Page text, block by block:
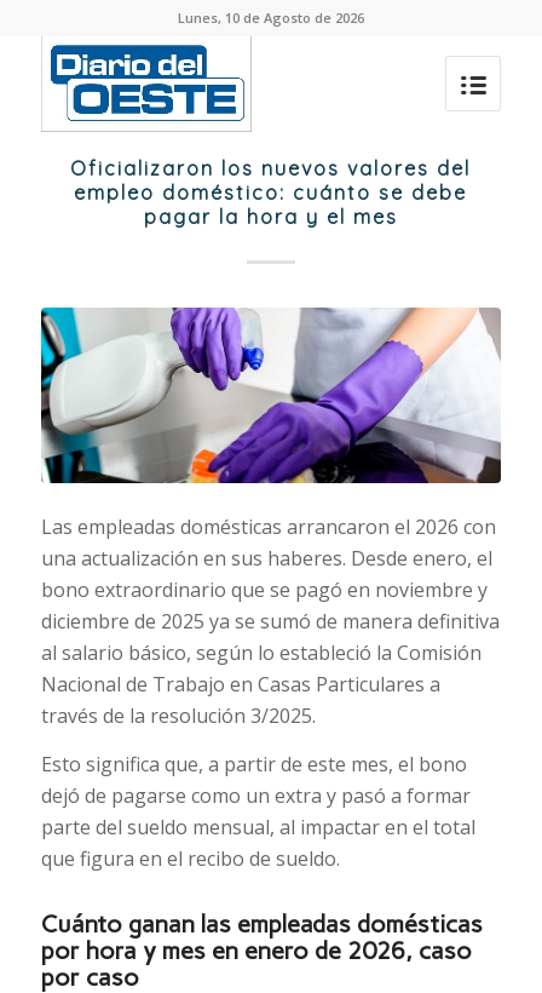
Lunes, 10 de Agosto de 2026
Oficializaron los nuevos valores del
empleo doméstico: cuánto se debe
pagar la hora y el mes
Las empleadas domésticas arrancaron el 2026 con
una actualización en sus haberes. Desde enero, el
bono extraordinario que se pagó en noviembre y
diciembre de 2025 ya se sumó de manera definitiva
al salario básico, según lo estableció la Comisión
Nacional de Trabajo en Casas Particulares a
través de la resolución 3/2025.
Esto significa que, a partir de este mes, el bono
dejó de pagarse como un extra y pasó a formar
parte del sueldo mensual, al impactar en el total
que figura en el recibo de sueldo.
Cuánto ganan las empleadas domésticas
por hora y mes en enero de 2026, caso
por caso